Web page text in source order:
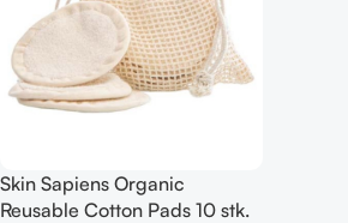
Skin Sapiens Organic
Reusable Cotton Pads 10 stk.